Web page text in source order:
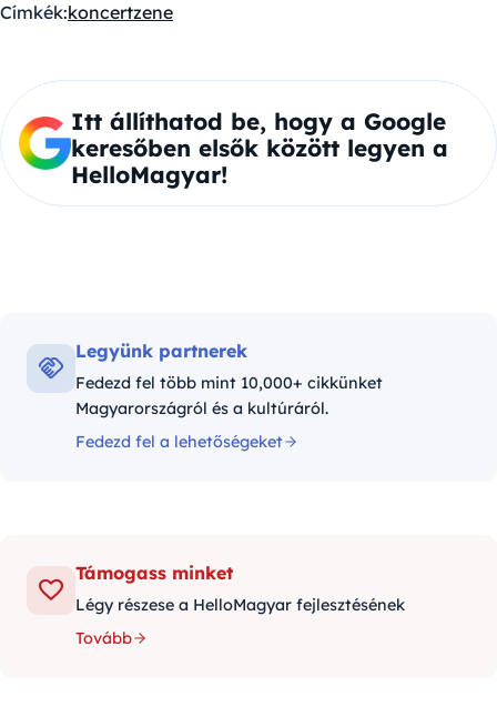
Címkék:koncertzene
Itt állíthatod be, hogy a Google
keresőben elsők között legyen a
HelloMagyar!
Legyünk partnerek
Fedezd fel több mint 10,000+ cikkünket
Magyarországról és a kultúráról.
Fedezd fel a lehetőségeket
Támogass minket
Légy részese a HelloMagyar fejlesztésének
Tovább